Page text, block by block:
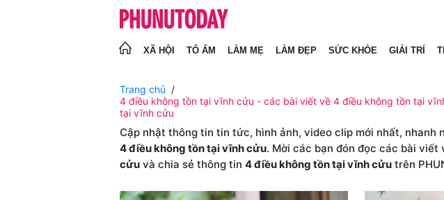
XÃ HỘI TỔ ẤM LÀM MẸ LÀM ĐẸP SỨC KHỎE GIẢI TRÍ
Trang chủ
4 điều không tồn tại vĩnh cửu - các bài viết về 4 điều không tồn tại
tại vĩnh cửu
Cập nhật thông tin tin tức, hình ảnh, video clip mới nhất, nhanh
4 điều không tồn tại vĩnh cửu. Mời các bạn đón đọc các bài viết
cửu và chia sẻ thông tin 4 điều không tồn tại vĩnh cửu trên